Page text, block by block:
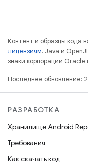
Контент и образцы кода
лицензиям. Java и
знаки корпорации
Последнее обновление:
РАЗРАБОТКА
Хранилище Android
Требования
Как скачать код